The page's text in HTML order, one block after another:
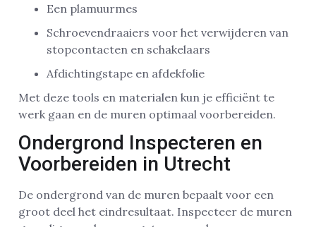
Een plamuurmes
Schroevendraaiers voor het verwijderen van
stopcontacten en schakelaars
Afdichtingstape en afdekfolie
Met deze tools en materialen kun je efficiënt te
werk gaan en de muren optimaal voorbereiden.
Ondergrond Inspecteren en
Voorbereiden in Utrecht
De ondergrond van de muren bepaalt voor een
groot deel het eindresultaat. Inspecteer de muren